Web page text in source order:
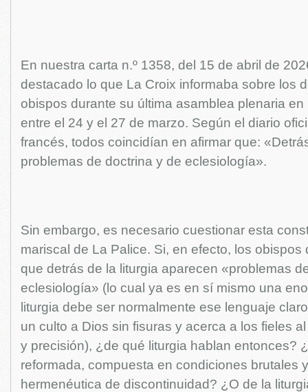
En nuestra carta n.º 1358, del 15 de abril de
destacado lo que La Croix informaba sobre los
obispos durante su última asamblea plenaria
entre el 24 y el 27 de marzo. Según el diario
francés, todos coincidían en afirmar que:
problemas de doctrina y de eclesiología».
Sin embargo, es necesario cuestionar esta
mariscal de La Palice. Si, en efecto, los obispos
que detrás de la liturgia aparecen «problemas
eclesiología» (lo cual ya es en sí mismo una
liturgia debe ser normalmente ese lenguaje
un culto a Dios sin fisuras y acerca a los fieles
y precisión), ¿de qué liturgia hablan entonces?
reformada, compuesta en condiciones brutales
hermenéutica de discontinuidad? ¿O de la